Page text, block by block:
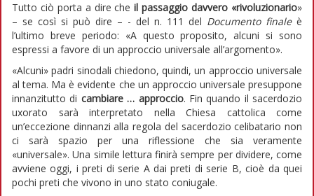
Tutto ciò porta a dire cheil passaggio davvero «rivoluzionario»
– se così si può dire – - del n. 111 del Documento finaleè
l’ultimo breve periodo: «A questo proposito, alcuni si sono
espressi a favore di un approccio universale all’argomento».
«Alcuni» padri sinodali chiedono, quindi, un approccio universale
al tema. Ma è evidente che un approccio universale presuppone
innanzitutto di cambiare … approccio. Fin quando il sacerdozio
uxorato sarà interpretato nella Chiesa cattolica come
un’eccezione dinnanzi alla regola del sacerdozio celibatario non
ci sarà spazio per una riflessione che sia veramente
«universale». Una simile lettura finirà sempre per dividere, come
avviene oggi, i preti di serie A dai preti di serie B, cioè da quei
pochi preti che vivono in uno stato coniugale.